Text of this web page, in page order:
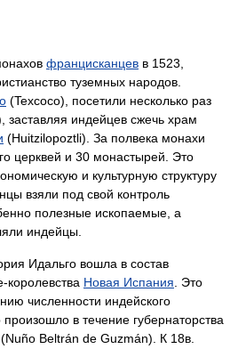
францисканцев в 1523,
туземных народов.
(Texcoco), посетили несколько раз
заставляя индейцев сжечь храм
(Huitzilopoztli). За полвека монахи
церквей и 30 монастырей. Это
и культурную структуру
взяли под свой контроль
полезные ископаемые, а
индейцы.
Идальго вошла в состав
королевства Новая Испания. Это
численности индейского
в течение губернаторства
Beltrán de Guzmán). К 18в.